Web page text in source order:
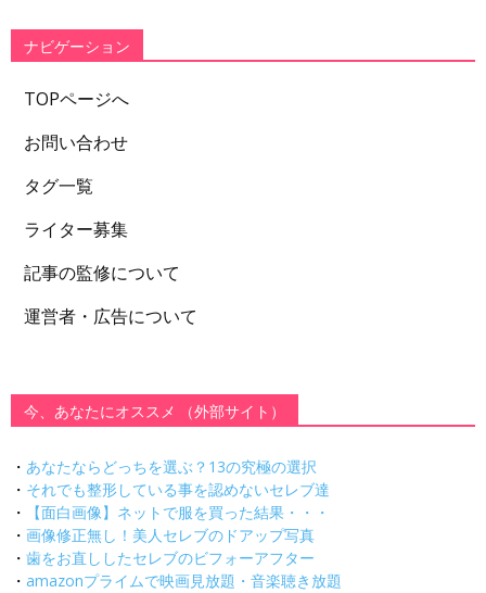
ー
ナビゲーション
TOPページへ
お問い合わせ
タグ一覧
ライター募集
記事の監修について
運営者・広告について
今、あなたにオススメ （外部サイト）
・ あなたならどっちを選ぶ？13の究極の選択
・ それでも整形している事を認めないセレブ達
・
【面白画像】ネットで服を買った結果・・・
・ 画像修正無し！美人セレブのドアップ写真
・ 歯をお直ししたセレブのビフォーアフター
・ amazonプライムで映画見放題・音楽聴き放題